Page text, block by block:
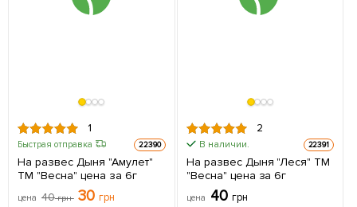
1
Быстрая отправка 22390
На развес Дыня "Амулет"
ТМ "Весна" цена за 6г
цена 40грн 30 грн
2
В наличии. 22391
На развес Дыня "Леся" ТМ
"Весна" цена за 6г
цена 40 грн